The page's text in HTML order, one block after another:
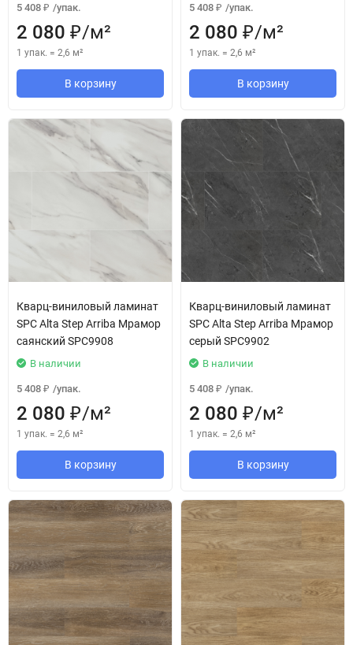
5 408 ₽ /упак.
2 080 ₽/м²
1 упак. = 2,6 м²
В корзину
5 408 ₽ /упак.
2 080 ₽/м²
1 упак. = 2,6 м²
В корзину
Кварц-виниловый ламинат
SPC Alta Step Arriba Мрамор
саянский SPC9908
В наличии
5 408 ₽ /упак.
2 080 ₽/м²
1 упак. = 2,6 м²
В корзину
Кварц-виниловый ламинат
SPC Alta Step Arriba Мрамор
серый SPC9902
В наличии
5 408 ₽ /упак.
2 080 ₽/м²
1 упак. = 2,6 м²
В корзину